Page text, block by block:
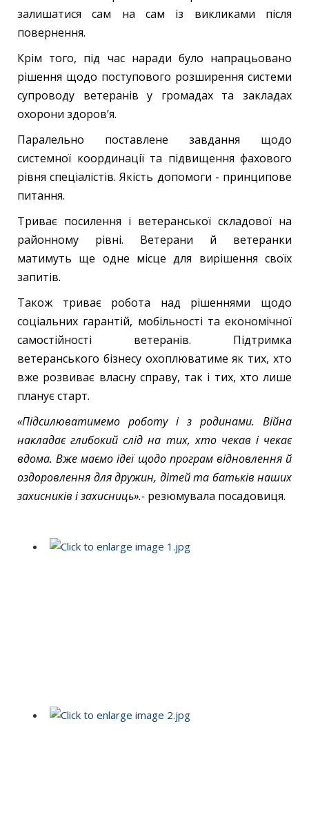
залишатися сам на сам із викликами після
повернення.
Крім того, під час наради було напрацьовано
рішення щодо поступового розширення системи
супроводу ветеранів у громадах та закладах
охорони здоров’я.
Паралельно поставлене завдання щодо
системної координації та підвищення фахового
рівня спеціалістів. Якість допомоги - принципове
питання.
Триває посилення і ветеранської складової на
районному рівні. Ветерани й ветеранки
матимуть ще одне місце для вирішення своїх
запитів.
Також триває робота над рішеннями щодо
соціальних гарантій, мобільності та економічної
самостійності ветеранів. Підтримка
ветеранського бізнесу охоплюватиме як тих, хто
вже розвиває власну справу, так і тих, хто лише
планує старт.
«Підсилюватимемо роботу і з родинами. Війна
накладає глибокий слід на тих, хто чекав і чекає
вдома. Вже маємо ідеї щодо програм відновлення й
оздоровлення для дружин, дітей та батьків наших
захисників і захисниць».- резюмувала посадовиця.